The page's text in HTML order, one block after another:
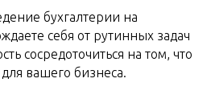
бухгалтерии на
себя от рутинных задач
сосредоточиться на том, что
вашего бизнеса.